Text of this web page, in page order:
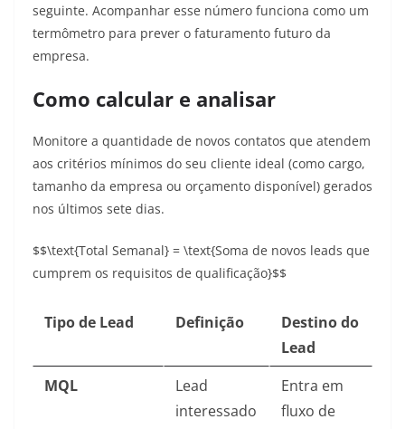
seguinte. Acompanhar esse número funciona como um
termômetro para prever o faturamento futuro da
empresa.
Como calcular e analisar
Monitore a quantidade de novos contatos que atendem
aos critérios mínimos do seu cliente ideal (como cargo,
tamanho da empresa ou orçamento disponível) gerados
nos últimos sete dias.
$$\text{Total Semanal} = \text{Soma de novos leads que
cumprem os requisitos de qualificação}$$
Tipo de Lead Definição
Destino do
Lead
MQL
Lead
interessado
Entra em
fluxo de